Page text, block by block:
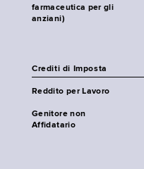
farmaceutica per gli
anziani)
Crediti di Imposta
Reddito per Lavoro
Genitore non
Affidatario